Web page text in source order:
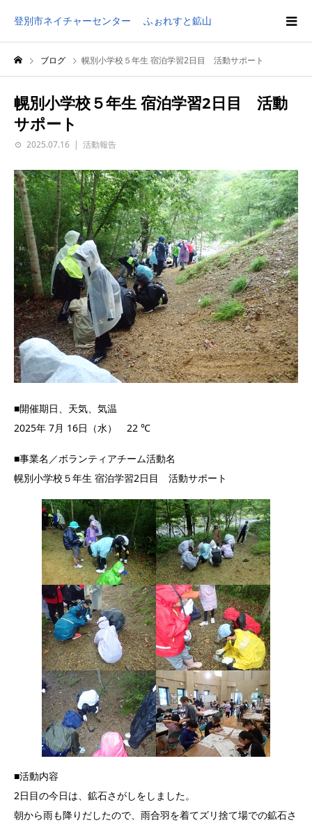
登別市ネイチャーセンター ふぉれすと鉱山
ブログ 幌別小学校５年生 宿泊学習2日目 活動サポート
幌別小学校５年生 宿泊学習2日目 活動
サポート
2025.07.16 活動報告
■開催期日、天気、気温
2025年 7月 16日（水） 22 ℃
■事業名／ボランティアチーム活動名
幌別小学校５年生 宿泊学習2日目 活動サポート
■活動内容
2日目の今日は、鉱石さがしをしました。
朝から雨も降りだしたので、雨合羽を着てズリ捨て場での鉱石さ